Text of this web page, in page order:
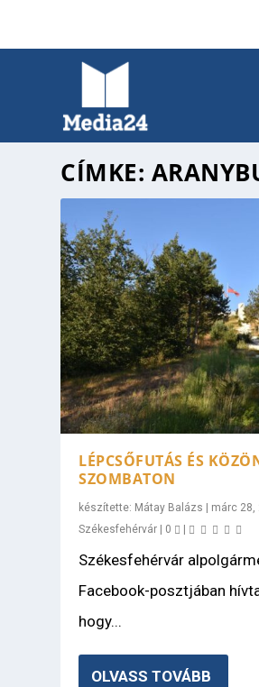
CÍMKE:
LÉPCSŐFUTÁS ÉS
SZOMBATON
készítette: Mátay Balázs márc 28,
Székesfehérvár
0
Székesfehérvár
Facebook-posztjában
hogy...
OLVASS TOVÁBB